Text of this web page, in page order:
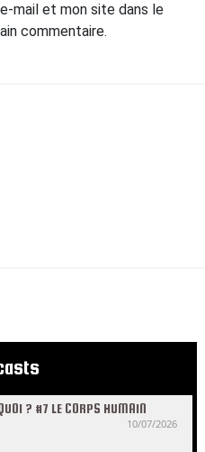
mail et mon site dans le
commentaire.
? #7 LE CORPS HUMAIN
10/07/2026